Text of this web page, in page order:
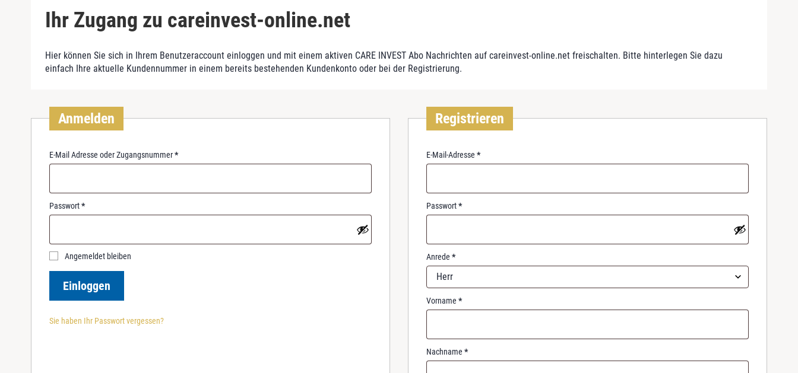
Ihr Zugang zu careinvest-online.net
Hier können Sie sich in Ihrem Benutzeraccount einloggen und mit einem aktiven CARE INVEST Abo Nachrichten auf careinvest-online.net freischalten. Bitte hinterlegen Sie dazu
einfach Ihre aktuelle Kundennummer in einem bereits bestehenden Kundenkonto oder bei der Registrierung.
Anmelden
E-Mail Adresse oder Zugangsnummer*R
e
u
r
Passwort*R
e
u
i
d
Angemeldet bleiben
Einloggen
Sie haben Ihr Passwort vergessen?
Registrieren
E-Mail-Adresse *R
e
u
r
Passwort*R
e
u
r
Anrede *
Herr
Vorname *
Nachname *